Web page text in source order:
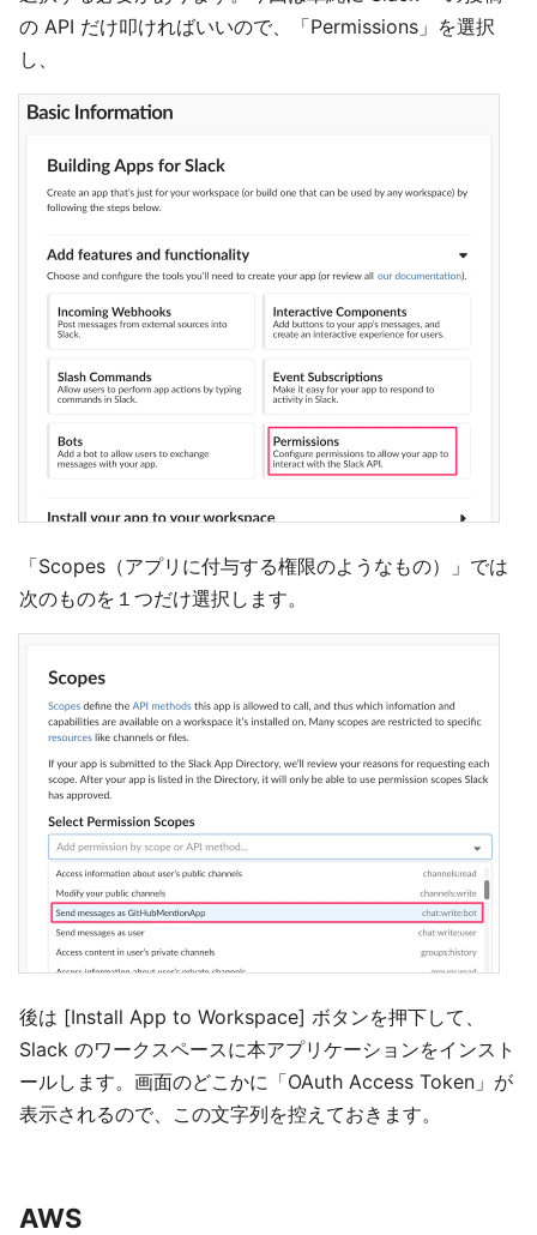
の API だけ叩ければいいので、「Permissions」を選択
し、
「Scopes（アプリに付与する権限のようなもの）」では
次のものを１つだけ選択します。
後は [Install App to Workspace] ボタンを押下して、
Slack のワークスペースに本アプリケーションをインスト
ールします。画面のどこかに「OAuth Access Token」が
表示されるので、この文字列を控えておきます。
AWS